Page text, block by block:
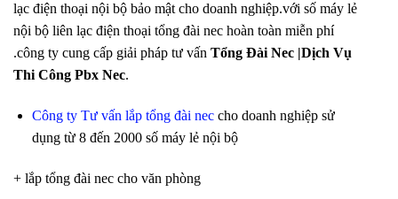
lạc điện thoại nội bộ bảo mật cho doanh nghiệp.với số máy lẻ
nội bộ liên lạc điện thoại tổng đài nec hoàn toàn miễn phí
.công ty cung cấp giải pháp tư vấn Tổng Đài Nec |Dịch Vụ
Thi Công Pbx Nec.
Công ty Tư vấn lắp tổng đài neccho doanh nghiệp sử
dụng từ 8 đến 2000 số máy lẻ nội bộ
+ lắp tổng đài nec cho văn phòng